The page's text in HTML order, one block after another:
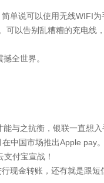
单说可以使用无线WIFI为
可以告别乱糟糟的充电线
全世界。
与之抗衡，银联一直想
中国市场推出Apple pay。
付宝宣战！
现金转账，还有就是跟